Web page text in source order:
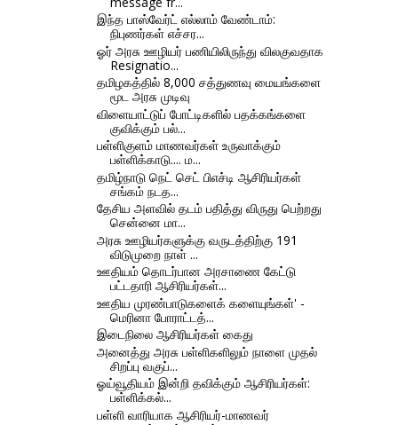
இந்த பாஸ்வேர்ட் எல்லாம் வேண்டாம்:
நிபுணர்கள் எச்சர...
ஓர் அரசு ஊழியர் பணியிலிருந்து விலகுவதாக
Resignatio...
தமிழகத்தில் 8,000 சத்துணவு மையங்களை
மூட அரசு முடிவு
விளையாட்டுப் போட்டிகளில் பதக்கங்களை
குவிக்கும் பல்...
பள்ளிகுளம் மாணவர்கள் உருவாக்கும்
பள்ளிக்காடு.... ம...
தமிழ்நாடு நெட் செட் பிஎச்டி ஆசிரியர்கள்
சங்கம் நடத...
தேசிய அளவில் தடம் பதித்து விருது பெற்றது
சென்னை மா...
அரசு ஊழியர்களுக்கு வருடத்திற்கு 191
விடுமுறை நாள் ...
ஊதியம் தொடர்பான அரசாணை கேட்டு
பட்டதாரி ஆசிரியர்கள்...
ஊதிய முரண்பாடுகளைக் களையுங்கள்' -
மெரினா போராட்டத்...
இடைநிலை ஆசிரியர்கள் கைது
அனைத்து அரசு பள்ளிகளிலும் நாளை முதல்
சிறப்பு வகுப்...
ஓய்வூதியம் இன்றி தவிக்கும் ஆசிரியர்கள்:
பள்ளிக்கல்...
பள்ளி வாரியாக ஆசிரியர்-மாணவர்